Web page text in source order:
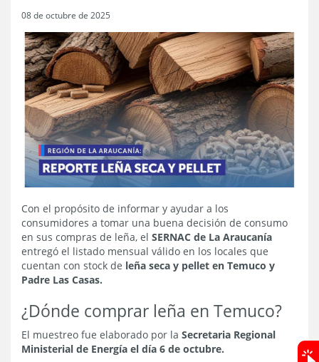
08 de octubre de 2025
Con el propósito de informar y ayudar a los
consumidores a tomar una buena decisión de consumo
en sus compras de leña, el SERNAC de La Araucanía
entregó el listado mensual válido en los locales que
cuentan con stock de leña seca y pellet en Temuco y
Padre Las Casas.
¿Dónde comprar leña en Temuco?
El muestreo fue elaborado por la Secretaria Regional
Ministerial de Energía el día 6 de octubre.